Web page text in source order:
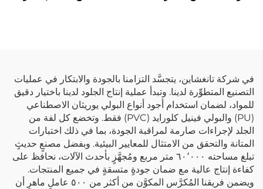
في شركة تانغشاين، يتجسَّد التزامنا بالجودة والابتكار في عمليات
التصنيع المتطوِّرة لدينا. وتبدأ عملية إنتاج الجلود لدينا باختيار دقيق
للمواد، لضمان استخدام أجود أنواع البولي يوريثان الاصطناعي
(PU) والبولي فينيل كلورايد (PVC) فقط. وتخضع كل لفة من
الجلد لإجراءات صارمة لمراقبة الجودة، بما في ذلك اختبارات
المتانة والتحقق من الامتثال للمعايير البيئية. وبفضل مصنعٍ حديثٍ
تبلغ مساحته ٦٠٬٠٠٠ متر مربع ومُجهَّزٍ بأحدث الآلات، نحافظ على
كفاءة إنتاج عالية مع ضمان جودةٍ متسقةٍ في جميع المنتجات.
ويضمن فريقنا المُكرَّس المكوَّن من أكثر من ٥٠٠ عاملٍ ماهرٍ أن